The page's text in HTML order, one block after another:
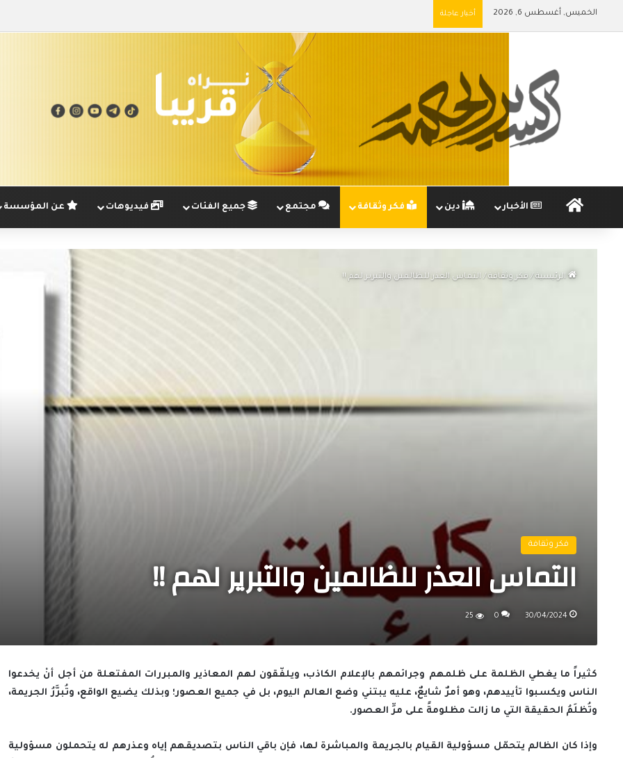
الخميس, أغسطس 6, 2026 أخبار عاجلة
الرئيسيةالأخبار دين فكر وثقافة مجتمع جميع الفئات فيديوهات عن المؤسسة
الرئيسية / فكر وثقافة / التماس العذر للظالمين والتبرير لهم !!
فكر وثقافة
التماس العذر للظالمين والتبرير لهم !!
30/04/2024
0
25
كثيراً ما يغطي الظلمة على ظلمهم وجرائمهم بالإعلام الكاذب، ويلفّقون لهم المعاذير والمبررات المفتعلة من أجل أنْ يخدعوا
الناس ويكسبوا تأييدهم، وهو أمرٌ شايعٌ، عليه يبتني وضع العالم اليوم، بل في جميع العصور؛ وبذلك يضيع الواقع، وتُبرَّرُ الجريمة،
وتُظلَمُ الحقيقة التي ما زالت مظلومةً على مرِّ العصور.
وإذا كان الظالم يتحمّل مسؤولية القيام بالجريمة والمباشرة لها، فإن باقي الناس بتصديقهم إياه وعذرهم له يتحملون مسؤولية